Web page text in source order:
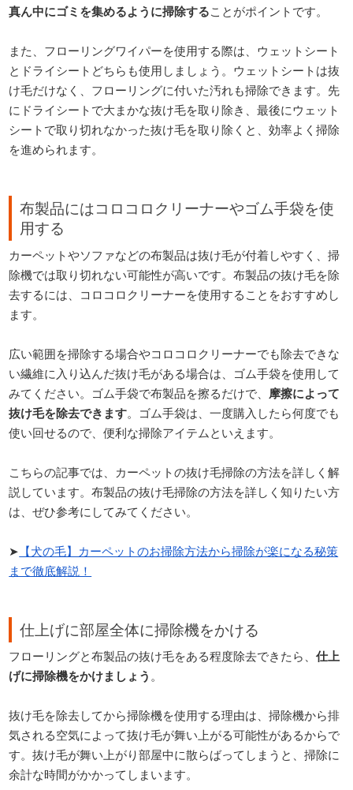
真ん中にゴミを集めるように掃除することがポイントです。
また、フローリングワイパーを使用する際は、ウェットシート
とドライシートどちらも使用しましょう。ウェットシートは抜
け毛だけなく、フローリングに付いた汚れも掃除できます。先
にドライシートで大まかな抜け毛を取り除き、最後にウェット
シートで取り切れなかった抜け毛を取り除くと、効率よく掃除
を進められます。
布製品にはコロコロクリーナーやゴム手袋を使
用する
カーペットやソファなどの布製品は抜け毛が付着しやすく、掃
除機では取り切れない可能性が高いです。布製品の抜け毛を除
去するには、コロコロクリーナーを使用することをおすすめし
ます。
広い範囲を掃除する場合やコロコロクリーナーでも除去できな
い繊維に入り込んだ抜け毛がある場合は、ゴム手袋を使用して
みてください。ゴム手袋で布製品を擦るだけで、 摩擦によって
抜け毛を除去できます。ゴム手袋は、一度購入したら何度でも
使い回せるので、便利な掃除アイテムといえます。
こちらの記事では、カーペットの抜け毛掃除の方法を詳しく解
説しています。布製品の抜け毛掃除の方法を詳しく知りたい方
は、ぜひ参考にしてみてください。
➤ 【犬の毛】カーペットのお掃除方法から掃除が楽になる秘策
まで徹底解説！
仕上げに部屋全体に掃除機をかける
フローリングと布製品の抜け毛をある程度除去できたら、仕上
げに掃除機をかけましょう 。
抜け毛を除去してから掃除機を使用する理由は、掃除機から排
気される空気によって抜け毛が舞い上がる可能性があるからで
す。抜け毛が舞い上がり部屋中に散らばってしまうと、掃除に
余計な時間がかかってしまいます。